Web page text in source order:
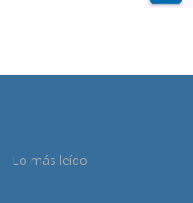
Lo más leído